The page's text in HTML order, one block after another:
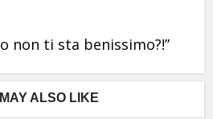
non ti sta benissimo?!”
ALSO LIKE